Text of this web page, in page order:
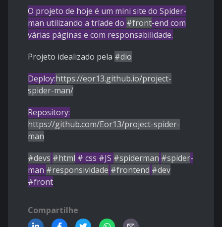
O projeto de hoje é um mini site do Spider-
man utilizando a tríade do #front-end com
várias páginas e com responsabilidade.
Projeto idealizado pela #dio
Deploy:https://eor13.github.io/project-
spider-man/
Repository:
https://github.com/Eor13/project-spider-
man
#devs #html # css #JS #spiderman #spider-
man #responsividade #frontend #dev
#front
Compartilhe